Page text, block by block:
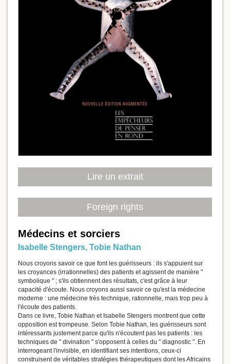
Lire un extrait
Foreign rights
Médecins et sorciers
Isabelle Stengers, Tobie Nathan
Nous croyons savoir ce que font les guérisseurs : ils s'appuient sur
les croyances (irrationnelles) des patients et agissent de manière "
symbolique " ; s'ils obtiennent des résultats, c'est grâce à leur
capacité d'écoute. Nous croyons aussi savoir ce qu'est la médecine
moderne : une médecine très technique, rationnelle, mais trop peu à
l'écoute des patients.
Dans ce livre, Tobie Nathan et Isabelle Stengers montrent que cette
opposition est trompeuse. Selon Tobie Nathan, les guérisseurs sont
intéressants justement parce qu'ils n'écoutent pas les patients : les
techniques de " divination " s'opposent à celles du " diagnostic ". En
interrogeant l'invisible, en identifiant ses intentions, ceux-ci
construisent de véritables stratégies thérapeutiques dont les Africains